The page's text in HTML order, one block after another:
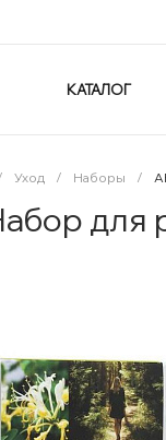
КАТАЛОГ
Уход / Наборы /
для